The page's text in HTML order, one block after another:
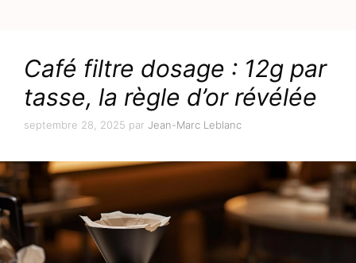
Café filtre dosage : 12g par
tasse, la règle d’or révélée
septembre 28, 2025 par Jean-Marc Leblanc